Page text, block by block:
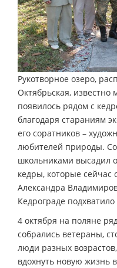
Рукотворное озеро,
Октябрьская,
появилось рядом с
благодаря стараниям
его соратников –
любителей природы.
школьниками высадил
кедры, которые сейчас
Александра
Кедрограде
4 октября на поляне
собрались ветераны,
люди разных
вдохнуть новую жизнь